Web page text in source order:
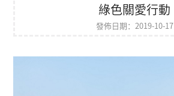
綠色關愛行動
發佈日期：2019-10-17